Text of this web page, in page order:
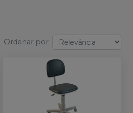
Ordenar por